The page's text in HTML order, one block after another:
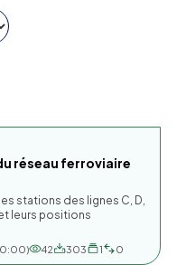
réseau ferroviaire
stations des lignes C, D,
leurs positions
42 303 1 0